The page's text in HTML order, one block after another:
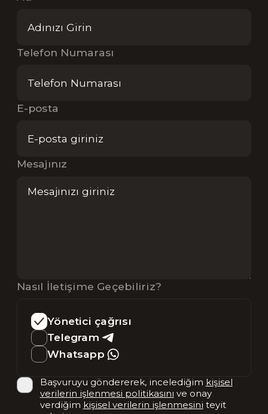
Telefon Numarası
E-posta
Mesajınız
Nasıl İletişime Geçebiliriz?
Yönetici çağrısı
Telegram
Whatsapp
Başvuruyu göndererek, incelediğim kişisel
verilerin işlenmesi politikasını ve onay
verdiğim kişisel verilerin işlenmesini teyit